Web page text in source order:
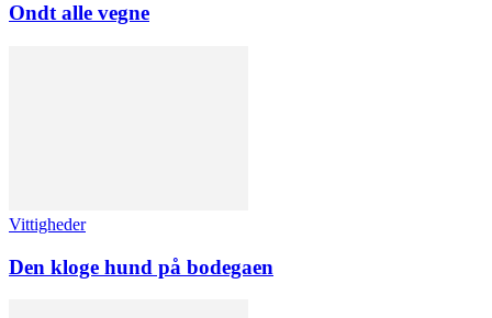
Ondt alle vegne
Vittigheder
Den kloge hund på bodegaen